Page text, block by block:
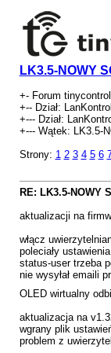
LK3.5-NOWY
+- Forum
+-- Dział:
+--- Dział:
+--- Wątek: LK3.5-
Strony: 1 2 3 4 5 6
RE: LK3.5-NOWY
aktualizacji na
włącz
poleciały
status-user trzeba
nie wysyłał emaili
OLED wirtualny
aktualizacja na
wgrany plik
problem z